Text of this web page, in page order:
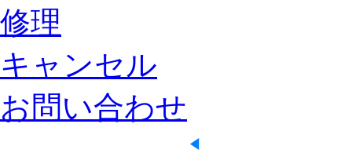
修理
キャンセル
お問い合わせ